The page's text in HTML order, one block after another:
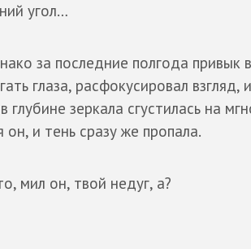
угол…
за последние полгода привык
глаза, расфокусировал взгляд,
зеркала сгустилась на
и тень сразу же пропала.
мил он, твой недуг, а?